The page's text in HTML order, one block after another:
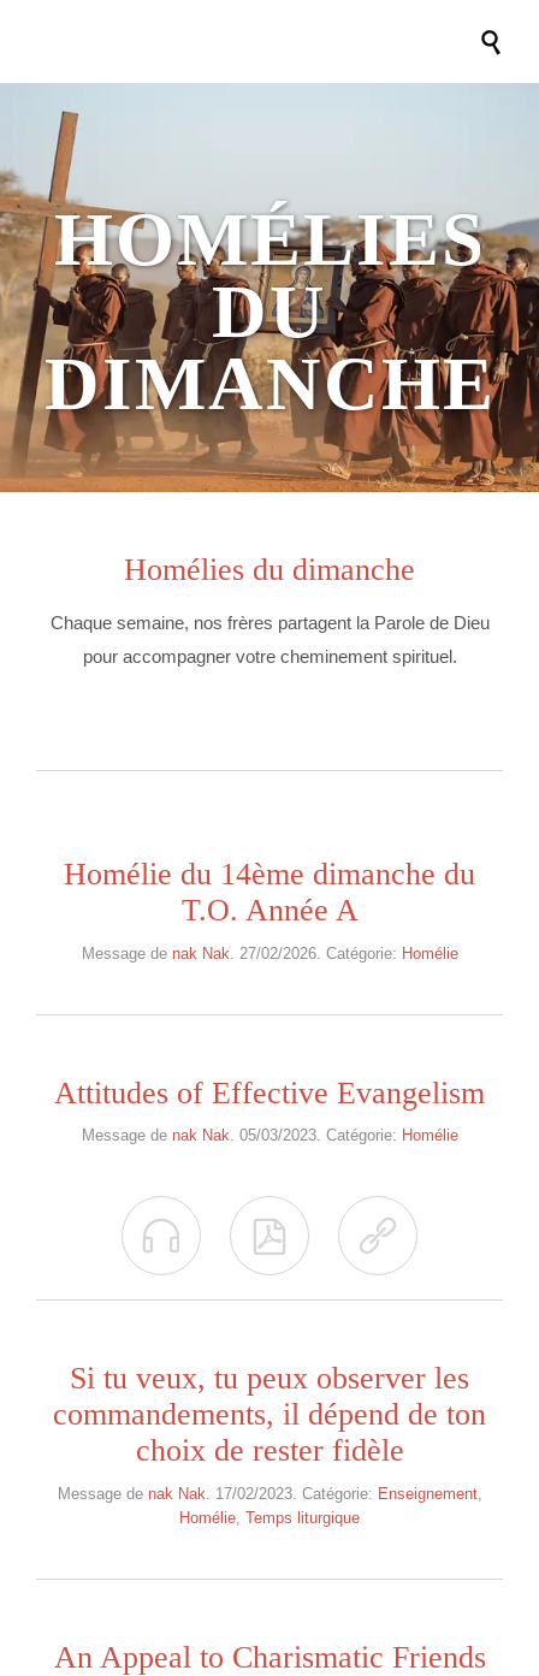

HOMÉLIES
DU
DIMANCHE
Homélies du dimanche
Chaque semaine, nos frères partagent la Parole de Dieu
pour accompagner votre cheminement spirituel.
Homélie du 14ème dimanche du
T.O. Année A
Message de nak Nak . 27/02/2026. Catégorie: Homélie
Attitudes of Effective Evangelism
Message de nak Nak. 05/03/2023. Catégorie: Homélie
  
Si tu veux, tu peux observer les
commandements, il dépend de ton
choix de rester fidèle
Message de nak Nak . 17/02/2023. Catégorie: Enseignement,
Homélie Temps liturgique
An Appeal to Charismatic Friends